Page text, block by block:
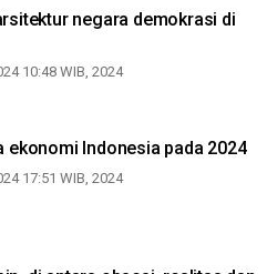
negara demokrasi di
10:48 WIB, 2024
ekonomi Indonesia pada 2024
17:51 WIB, 2024